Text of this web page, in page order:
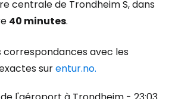
centrale de Trondheim S, dans
40 minutes.
correspondances avec les
surentur.no.